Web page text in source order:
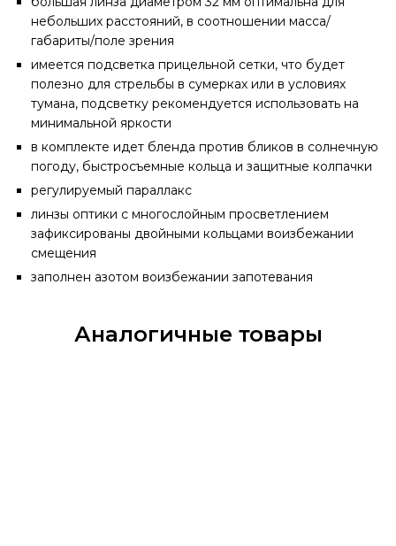
небольших расстояний, в соотношении масса/
габариты/поле зрения
имеется подсветка прицельной сетки, что будет
полезно для стрельбы в сумерках или в условиях
тумана, подсветку рекомендуется использовать на
минимальной яркости
в комплекте идет бленда против бликов в солнечную
погоду, быстросъемные кольца и защитные колпачки
регулируемый параллакс
линзы оптики с многослойным просветлением
зафиксированы двойными кольцами воизбежании
смещения
заполнен азотом воизбежании запотевания
Аналогичные товары